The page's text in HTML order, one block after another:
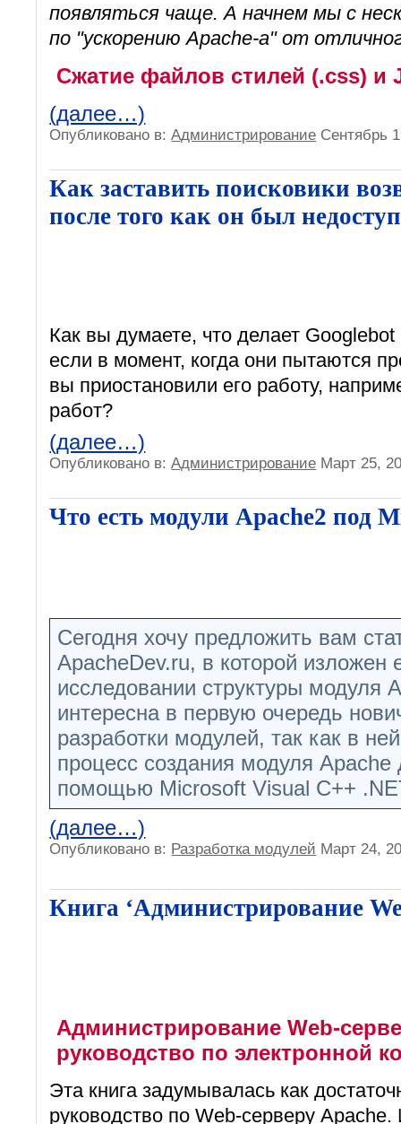
появляться чаще. А начнем мы с
по "ускорению Apache-a" от
Сжатие файлов стилей (.css) и
(далее…)
Опубликовано в:Администрирование Сентябрь
Как заставить поисковики
после того как он был
Как вы думаете, что делает
если в момент, когда они пытаются
вы приостановили его работу,
работ?
(далее…)
Опубликовано в:Администрирование Март 25,
Что есть модули Apache2 под
Сегодня хочу предложить вам
ApacheDev.ru, в которой изложен
исследовании структуры модуля
интересна в первую очередь
разработки модулей, так как в
процесс создания модуля
помощью Microsoft Visual C++
(далее…)
Опубликовано в: Разработка модулей Март 24,
Книга ‘Администрирование
Администрирование Web-
руководство по электронной
Эта книга задумывалась как
руководство по Web-серверу